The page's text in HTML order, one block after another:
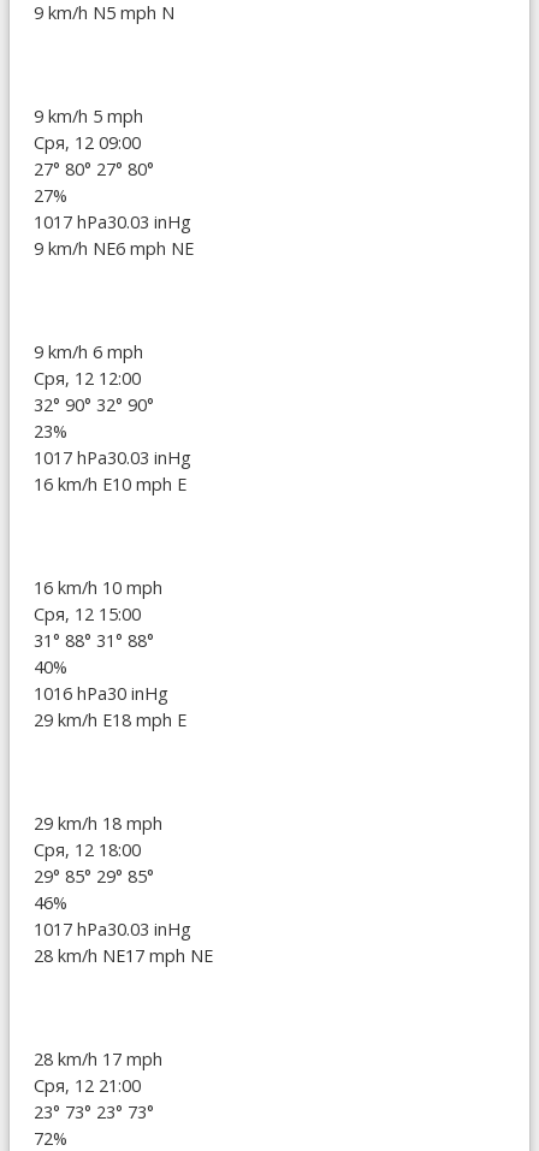
9 km/h N5 mph N
9 km/h 5 mph
Сря, 12 09:00
27° 80° 27° 80°
27%
1017 hPa30.03 inHg
9 km/h NE6 mph NE
9 km/h 6 mph
Сря, 12 12:00
32° 90° 32° 90°
23%
1017 hPa30.03 inHg
16 km/h E10 mph E
16 km/h 10 mph
Сря, 12 15:00
31° 88° 31° 88°
40%
1016 hPa30 inHg
29 km/h E18 mph E
29 km/h 18 mph
Сря, 12 18:00
29° 85° 29° 85°
46%
1017 hPa30.03 inHg
28 km/h NE17 mph NE
28 km/h 17 mph
Сря, 12 21:00
23° 73° 23° 73°
72%